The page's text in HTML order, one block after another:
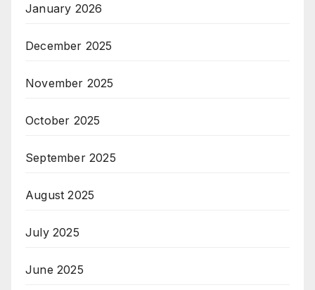
January 2026
December 2025
November 2025
October 2025
September 2025
August 2025
July 2025
June 2025